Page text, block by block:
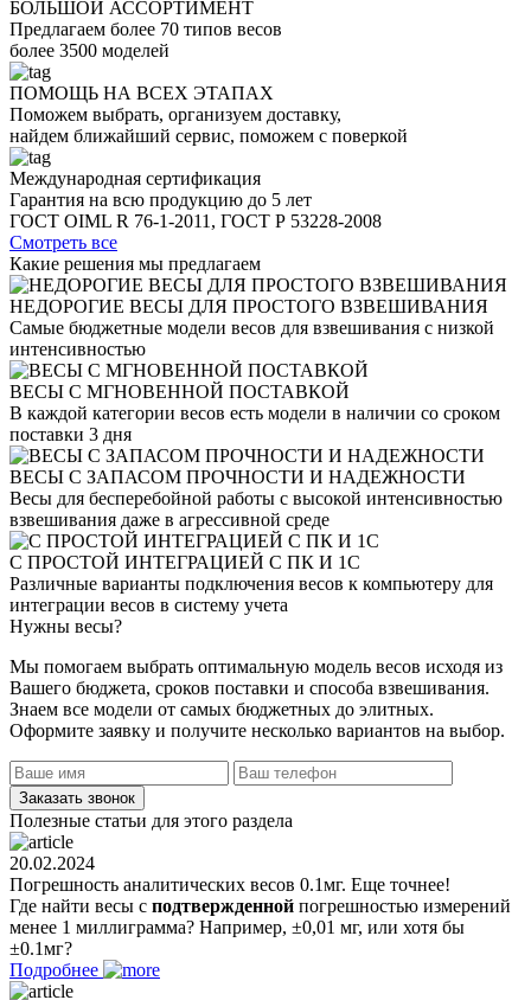
БОЛЬШОЙ АССОРТИМЕНТ
Предлагаем более 70 типов весов
более 3500 моделей
ПОМОЩЬ НА ВСЕХ ЭТАПАХ
Поможем выбрать, организуем доставку,
найдем ближайший сервис, поможем с поверкой
Международная сертификация
Гарантия на всю продукцию до 5 лет
ГОСТ OIML R 76-1-2011, ГОСТ Р 53228-2008
Смотреть все
Какие решения мы предлагаем
НЕДОРОГИЕ ВЕСЫ ДЛЯ ПРОСТОГО ВЗВЕШИВАНИЯ
Самые бюджетные модели весов для взвешивания с низкой
интенсивностью
ВЕСЫ С МГНОВЕННОЙ ПОСТАВКОЙ
В каждой категории весов есть модели в наличии со сроком
поставки 3 дня
ВЕСЫ С ЗАПАСОМ ПРОЧНОСТИ И НАДЕЖНОСТИ
Весы для бесперебойной работы с высокой интенсивностью
взвешивания даже в агрессивной среде
С ПРОСТОЙ ИНТЕГРАЦИЕЙ С ПК И 1С
Различные варианты подключения весов к компьютеру для
интеграции весов в систему учета
Нужны весы?
Мы помогаем выбрать оптимальную модель весов исходя из
Вашего бюджета, сроков поставки и способа взвешивания.
Знаем все модели от самых бюджетных до элитных.
Оформите заявку и получите несколько вариантов на выбор.
Полезные статьи для этого раздела
20.02.2024
Погрешность аналитических весов 0.1мг. Еще точнее!
Где найти весы с подтвержденной погрешностью измерений
менее 1 миллиграмма? Например, ±0,01 мг, или хотя бы
±0.1мг?
Подробнее